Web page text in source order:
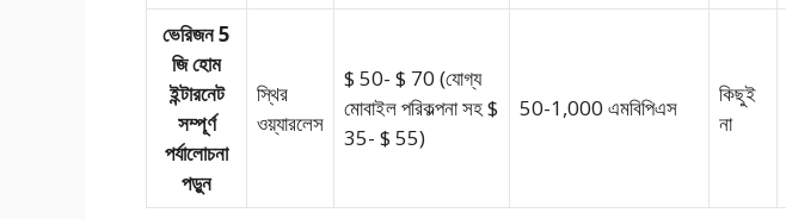
ভেরিজন 5
জি হোম
ইন্টারনেট
সম্পূর্ণ
পর্যালোচনা
পড়ুন
স্থির
ওয়্যারলেস
$ 50- $ 70 (যোগ্য
মোবাইল পরিকল্পনা সহ $
35- $ 55)
50-1,000 এমবিপিএস
কিছুই
না